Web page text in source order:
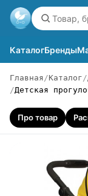
КаталогБренды
Главная Каталог
Детская
Про товар